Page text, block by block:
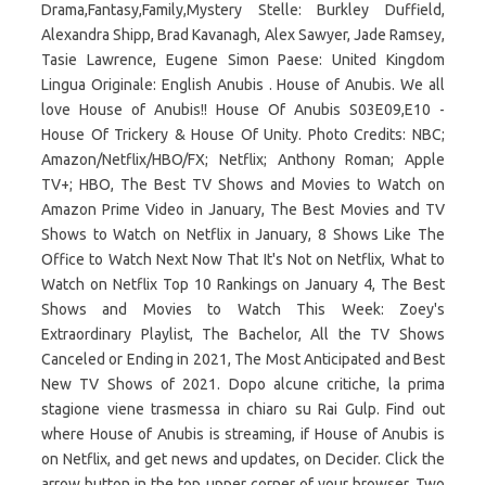
Drama,Fantasy,Family,Mystery Stelle: Burkley Duffield,
Alexandra Shipp, Brad Kavanagh, Alex Sawyer, Jade Ramsey,
Tasie Lawrence, Eugene Simon Paese: United Kingdom
Lingua Originale: English Anubis . House of Anubis. We all
love House of Anubis!! House Of Anubis S03E09,E10 -
House Of Trickery & House Of Unity. Photo Credits: NBC;
Amazon/Netflix/HBO/FX; Netflix; Anthony Roman; Apple
TV+; HBO, The Best TV Shows and Movies to Watch on
Amazon Prime Video in January, The Best Movies and TV
Shows to Watch on Netflix in January, 8 Shows Like The
Office to Watch Next Now That It's Not on Netflix, What to
Watch on Netflix Top 10 Rankings on January 4, The Best
Shows and Movies to Watch This Week: Zoey's
Extraordinary Playlist, The Bachelor, All the TV Shows
Canceled or Ending in 2021, The Most Anticipated and Best
New TV Shows of 2021. Dopo alcune critiche, la prima
stagione viene trasmessa in chiaro su Rai Gulp. Find out
where House of Anubis is streaming, if House of Anubis is
on Netflix, and get news and updates, on Decider. Click the